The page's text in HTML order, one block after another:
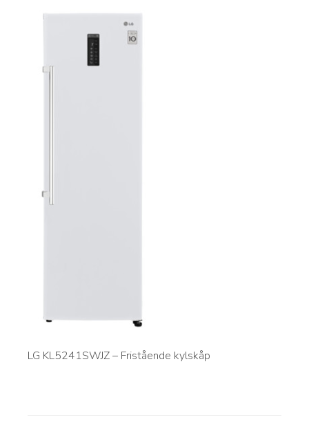
LG KL5241SWJZ – Fristående kylskåp